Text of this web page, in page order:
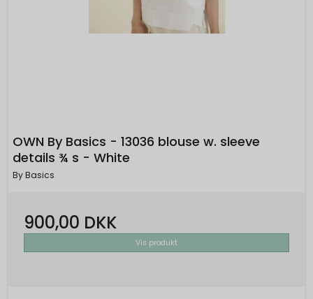
OWN By Basics - 13036 blouse w. sleeve
details ¾ s - White
By Basics
900,00 DKK
Vis produkt